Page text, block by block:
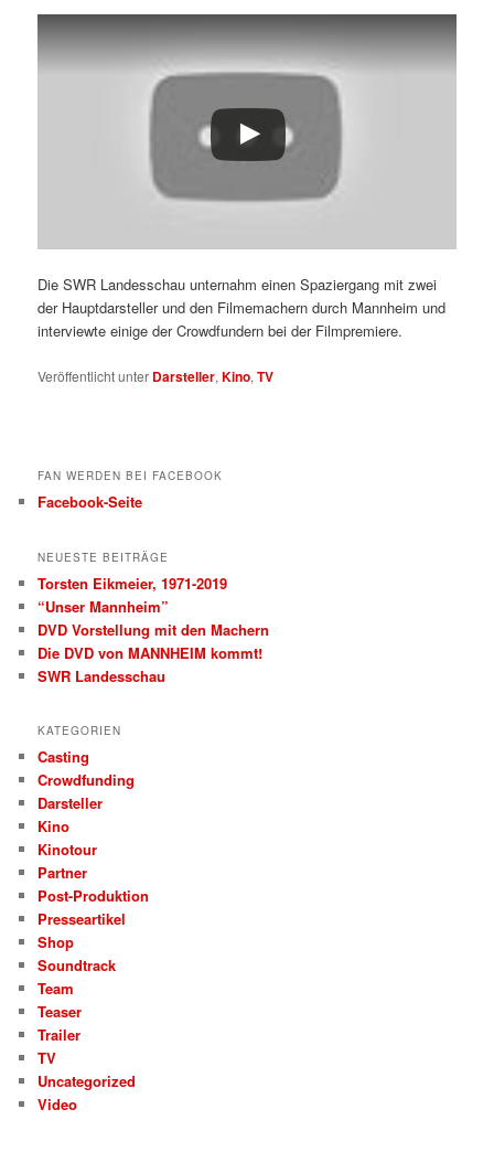
Die SWR Landesschau unternahm einen Spaziergang mit zwei
der Hauptdarsteller und den Filmemachern durch Mannheim und
interviewte einige der Crowdfundern bei der Filmpremiere.
Veröffentlicht unter Darsteller,Kino,TV
FAN WERDEN BEI FACEBOOK
Facebook-Seite
NEUESTE BEITRÄGE
Torsten Eikmeier, 1971-2019
“Unser Mannheim”
DVD Vorstellung mit den Machern
Die DVD von MANNHEIM kommt!
SWR Landesschau
KATEGORIEN
Casting
Crowdfunding
Darsteller
Kino
Kinotour
Partner
Post-Produktion
Presseartikel
Shop
Soundtrack
Team
Teaser
Trailer
TV
Uncategorized
Video